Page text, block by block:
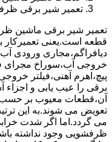
تعمیر شیر برقی
تعمیر شیر برقی ماشین
قطعه است.یعنی تعمیرکار
دیافراگم،مجاری ورودی
خروجی آب،سوراخ مجرای
پیچ،اهرم آهنی،فیلتر
برقی را عیب یابی و اجزاء
آن،قطعات معیوب بر حسب
تعویض می شوند.به این
می گردد.اما اگر شدت
ظرفشویی وجود نداشته